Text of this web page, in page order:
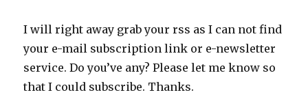
I will right away grab your rss as I can not find
your e-mail subscription link or e-newsletter
service. Do you’ve any? Please let me know so
that I could subscribe. Thanks.